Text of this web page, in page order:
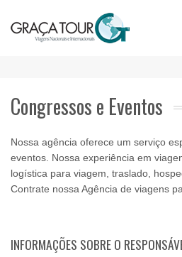
Congressos e Eventos
Nossa agência oferece um serviço
eventos. Nossa experiência em
logística para viagem, traslado,
Contrate nossa Agência de viagens
INFORMAÇÕES SOBRE O